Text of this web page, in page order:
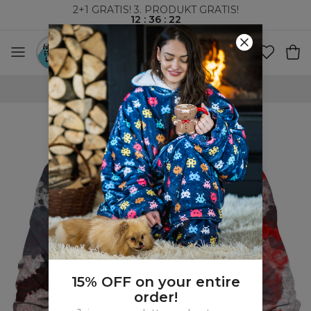
2+1 GRATIS! 3. PRODUKT GRATIS!
12 :36 : 21
VERDENSOMSPENNENDE FRAKT
15% OFF on your entire
order!